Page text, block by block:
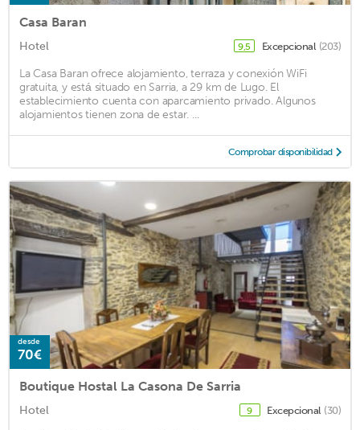
Casa Baran
Hotel 9,5 Excepcional (203)
La Casa Baran ofrece alojamiento, terraza y conexión WiFi
gratuita, y está situado en Sarria, a 29 km de Lugo. El
establecimiento cuenta con aparcamiento privado. Algunos
alojamientos tienen zona de estar. ...
Comprobar disponibilidad
desde
70€
Boutique Hostal La Casona De Sarria
Hotel 9 Excepcional (30)